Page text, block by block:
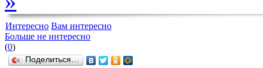
Интересно Вам интересно
Больше не интересно
(0)
Поделиться…